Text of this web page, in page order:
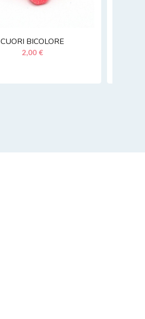
CUORI BICOLORE
2,00 €